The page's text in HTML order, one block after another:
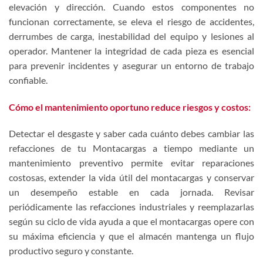
elevación y dirección. Cuando estos componentes no
funcionan correctamente, se eleva el riesgo de accidentes,
derrumbes de carga, inestabilidad del equipo y lesiones al
operador. Mantener la integridad de cada pieza es esencial
para prevenir incidentes y asegurar un entorno de trabajo
confiable.
Cómo el mantenimiento oportuno reduce riesgos y costos:
Detectar el desgaste y saber cada cuánto debes cambiar las
refacciones de tu Montacargas a tiempo mediante un
mantenimiento preventivo permite evitar reparaciones
costosas, extender la vida útil del montacargas y conservar
un desempeño estable en cada jornada. Revisar
periódicamente las refacciones industriales y reemplazarlas
según su ciclo de vida ayuda a que el montacargas opere con
su máxima eficiencia y que el almacén mantenga un flujo
productivo seguro y constante.